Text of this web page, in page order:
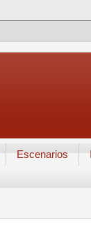
Escenarios